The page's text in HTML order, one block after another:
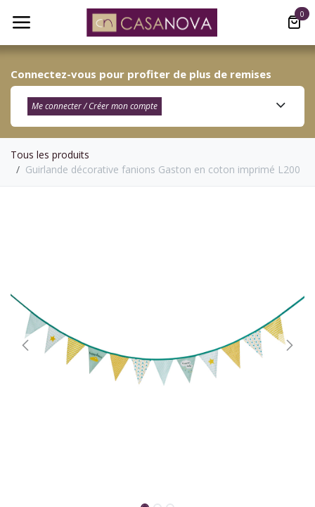
0
Connectez-vous pour profiter de plus de remises
Me connecter / Créer mon compte​
Tous les produits
Guirlande décorative fanions Gaston en coton imprimé L200